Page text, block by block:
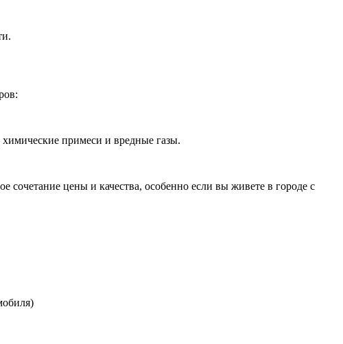
примеси и вредные газы.
цены и качества, особенно если вы живете в городе с